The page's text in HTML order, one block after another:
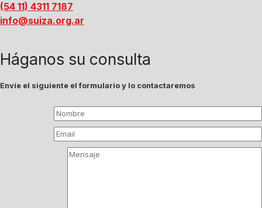
(54 11) 4311 7187
info@suiza.org.ar
Háganos su consulta
Envíe el siguiente el formulario y lo contactaremos